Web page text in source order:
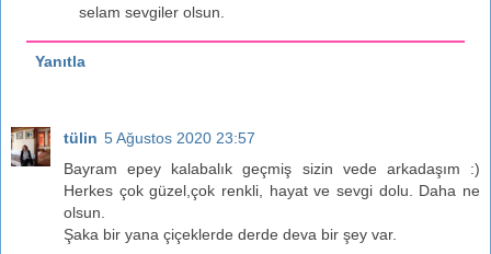
selam sevgiler olsun.
Yanıtla
tülin 5 Ağustos 2020 23:57
Bayram epey kalabalık geçmiş sizin vede arkadaşım :)
Herkes çok güzel,çok renkli, hayat ve sevgi dolu. Daha ne
olsun.
Şaka bir yana çiçeklerde derde deva bir şey var.